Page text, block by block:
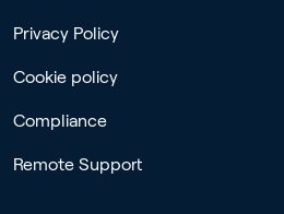
Privacy Policy
Cookie policy
Compliance
Remote Support